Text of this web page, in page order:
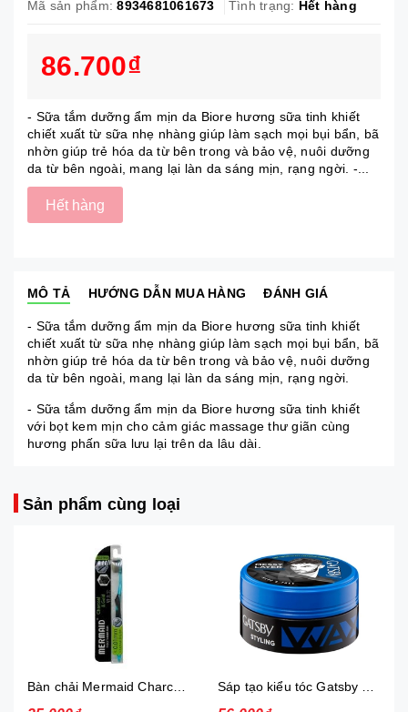
Mã sản phẩm: 8934681061673 Tình trạng: Hết hàng
86.700₫
- Sữa tắm dưỡng ẩm mịn da Biore hương sữa tinh khiết
chiết xuất từ sữa nhẹ nhàng giúp làm sạch mọi bụi bẩn, bã
nhờn giúp trẻ hóa da từ bên trong và bảo vệ, nuôi dưỡng
da từ bên ngoài, mang lại làn da sáng mịn, rạng ngời. -...
Hết hàng
MÔ TẢ HƯỚNG DẪN MUA HÀNG ĐÁNH GIÁ
- Sữa tắm dưỡng ẩm mịn da Biore hương sữa tinh khiết
chiết xuất từ sữa nhẹ nhàng giúp làm sạch mọi bụi bẩn, bã
nhờn giúp trẻ hóa da từ bên trong và bảo vệ, nuôi dưỡng
da từ bên ngoài, mang lại làn da sáng mịn, rạng ngời.
- Sữa tắm dưỡng ẩm mịn da Biore hương sữa tinh khiết
với bọt kem mịn cho cảm giác massage thư giãn cùng
hương phấn sữa lưu lại trên da lâu dài.
Sản phẩm cùng loại